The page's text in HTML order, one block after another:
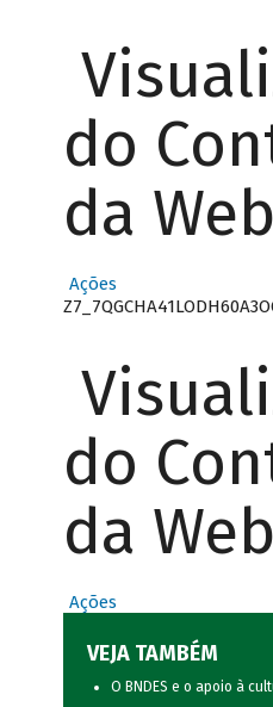
do
da Web
Ações
do
da Web
Ações
VEJA TAMBÉM
O BNDES e o apoio à